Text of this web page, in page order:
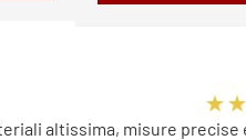
altissima, misure